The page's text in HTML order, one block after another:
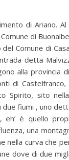
di Ariano.
di
Comune di
detta
alla provincia
di
Spirito, sito
fiumi , uno
è quello
una
curva che
dove di due